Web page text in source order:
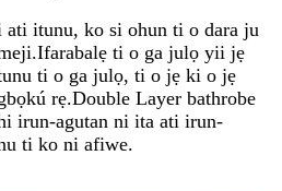
itunu, ko si ohun ti o dara ju
ti o ga julọ yii jẹ
ti o ga julọ, ti o jẹ ki o jẹ
rẹ.Double Layer bathrobe
irun-agutan ni ita ati irun-
ti ko ni afiwe.